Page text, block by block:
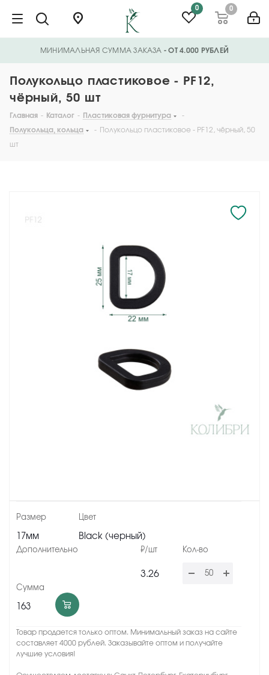
0 0
МИНИМАЛЬНАЯ СУММА ЗАКАЗА - ОТ 4.000 РУБЛЕЙ
Полукольцо пластиковое - PF12,
чёрный, 50 шт
Главная - Каталог - Пластиковая фурнитура
-
Полукольца, кольца
- Полукольцо пластиковое - PF12, чёрный, 50
шт
17мм Black (черный)
3.26
163
Товар продается только оптом. Минимальный заказ на сайте
составляет 4000 рублей. Заказывайте оптом и получайте
лучшие условия!